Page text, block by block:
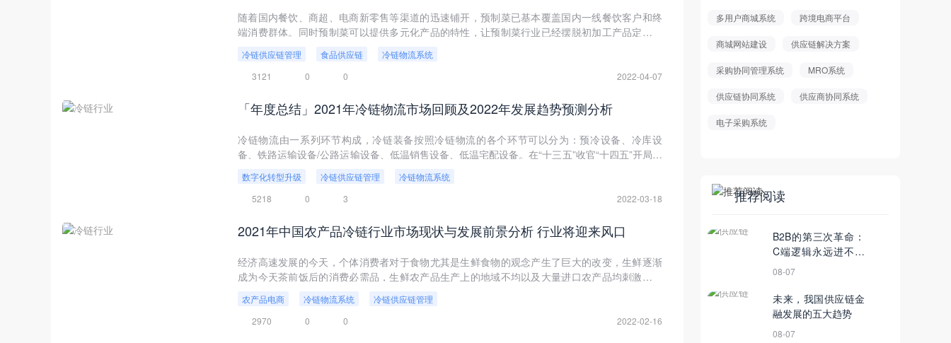
随着国内餐饮、商超、电商新零售等渠道的迅速铺开，预制菜已基本覆盖国内一线餐饮客户和终
端消费群体。同时预制菜可以提供多元化产品的特性，让预制菜行业已经摆脱初加工产品定位，
逐步转向深加工、高附加值产品。餐饮企业标准化、规模化、工业化的需求，倒逼供应链改革，
预制菜市场有望持续扩容，发展可期。
冷链供应链管理 食品供应链
冷链物流系统
3121
0 0 2022-04-07
「年度总结」2021年冷链物流市场回顾及2022年发展趋势预测分析
冷链物流由一系列环节构成，冷链装备按照冷链物流的各个环节可以分为：预冷设备、冷库设
备、铁路运输设备/公路运输设备、低温销售设备、低温宅配设备。在“十三五”收官“十四五”开局的
时期，各省市多次提到冷链物流行业，“十四五”期间要加快发展冷链物流，完善骨干冷链物流基地
设施条件。
数字化转型升级 冷链供应链管理
冷链物流系统
5218
0 3 2022-03-18
2021年中国农产品冷链行业市场现状与发展前景分析 行业将迎来风口
经济高速发展的今天，个体消费者对于食物尤其是生鲜食物的观念产生了巨大的改变，生鲜逐渐
成为今天茶前饭后的消费必需品，生鲜农产品生产上的地域不均以及大量进口农产品均刺激农产
品冷链行业发展，随着国家政策扶持力度逐年加码，冷链物流行业发展进入快速阶段。
农产品电商 冷链物流系统
冷链供应链管理
2970
0 0 2022-02-16
多用户商城系统 跨境电商平台
商城网站建设 供应链解决方案
采购协同管理系统 MRO系统
供应链协同系统 供应商协同系统
电子采购系统
推荐阅读
B2B的第三次革命：
C端逻辑永远进不了
B端的世界
08-07
未来，我国供应链金
融发展的五大趋势
08-07